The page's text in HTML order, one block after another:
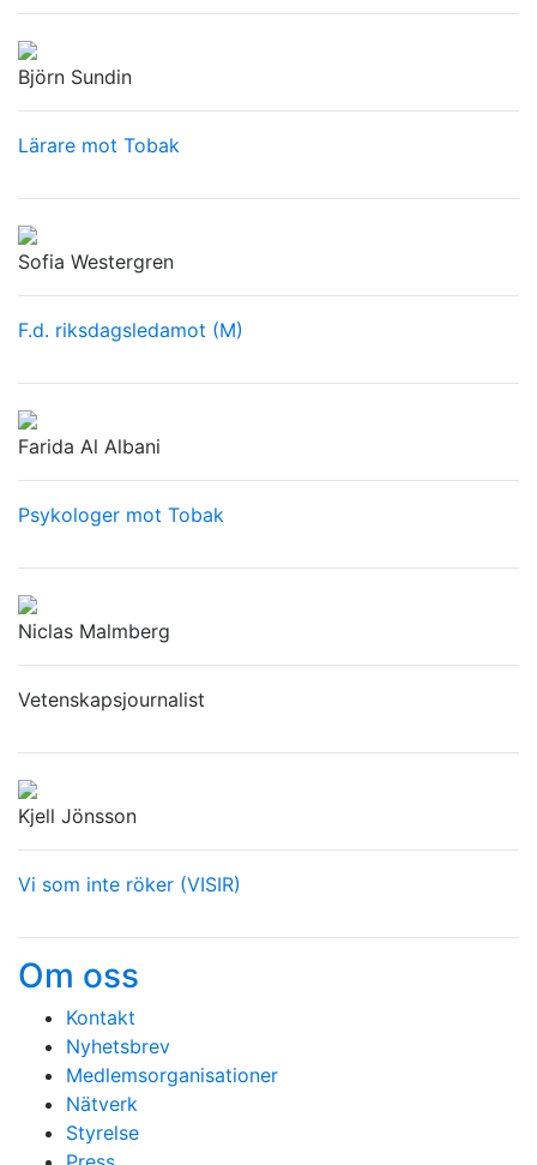
Björn Sundin
Lärare mot Tobak
Sofia Westergren
F.d. riksdagsledamot (M)
Farida Al Albani
Psykologer mot Tobak
Niclas Malmberg
Vetenskapsjournalist
Kjell Jönsson
Vi som inte röker (VISIR)
Om oss
Kontakt
Nyhetsbrev
Medlemsorganisationer
Nätverk
Styrelse